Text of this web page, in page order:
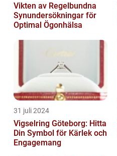
Vikten av Regelbundna
Synundersökningar för
Optimal Ögonhälsa
31 juli 2024
Vigselring Göteborg: Hitta
Din Symbol för Kärlek och
Engagemang